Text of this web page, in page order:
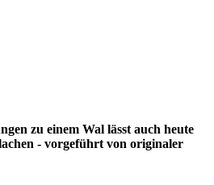
zu einem Wal lässt auch heute
- vorgeführt von originaler